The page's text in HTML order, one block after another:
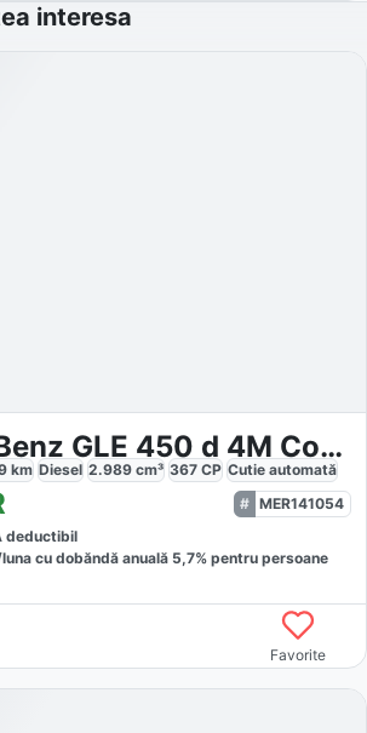
interesa
Mercedes-Benz GLE 450 d 4M Coupé AMG
km Diesel 2.989 cm³ 367 CP Cutie automată
MER141054
deductibil
lunacu dobăndă anuală 5,7% pentru persoane
Favorite